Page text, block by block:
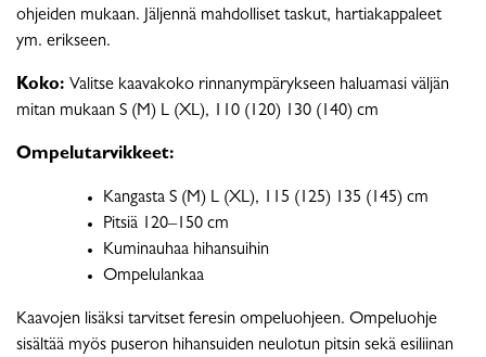
ohjeiden mukaan. Jäljennä mahdolliset taskut, hartiakappaleet
ym. erikseen.
Koko: Valitse kaavakoko rinnanympärykseen haluamasi väljän
mitan mukaan S (M) L (XL), 110 (120) 130 (140) cm
Ompelutarvikkeet:
Kangasta S (M) L (XL), 115 (125) 135 (145) cm
Pitsiä 120–150 cm
Kuminauhaa hihansuihin
Ompelulankaa
Kaavojen lisäksi tarvitset feresin ompeluohjeen. Ompeluohje
sisältää myös puseron hihansuiden neulotun pitsin sekä esiliinan